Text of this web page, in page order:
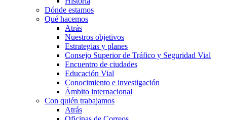
Dónde estamos
Qué hacemos
Atrás
Nuestros objetivos
Estrategias y planes
Consejo Superior de Tráfico y Seguridad Vial
Encuentro de ciudades
Educación Vial
Conocimiento e investigación
Ámbito internacional
Con quién trabajamos
Atrás